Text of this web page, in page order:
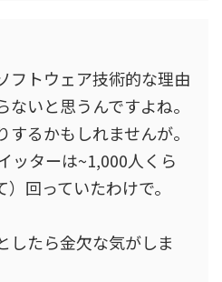
フトウェア技術的な理由
いと思うんですよね。
るかもしれませんが。
ッターは~1,000人くら
回っていたわけで。
したら金欠な気がしま